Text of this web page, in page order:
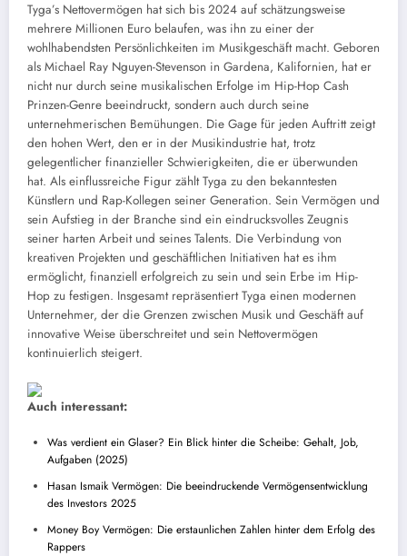
Tyga’s Nettovermögen hat sich bis 2024 auf schätzungsweise
mehrere Millionen Euro belaufen, was ihn zu einer der
wohlhabendsten Persönlichkeiten im Musikgeschäft macht. Geboren
als Michael Ray Nguyen-Stevenson in Gardena, Kalifornien, hat er
nicht nur durch seine musikalischen Erfolge im Hip-Hop Cash
Prinzen-Genre beeindruckt, sondern auch durch seine
unternehmerischen Bemühungen. Die Gage für jeden Auftritt zeigt
den hohen Wert, den er in der Musikindustrie hat, trotz
gelegentlicher finanzieller Schwierigkeiten, die er überwunden
hat. Als einflussreiche Figur zählt Tyga zu den bekanntesten
Künstlern und Rap-Kollegen seiner Generation. Sein Vermögen und
sein Aufstieg in der Branche sind ein eindrucksvolles Zeugnis
seiner harten Arbeit und seines Talents. Die Verbindung von
kreativen Projekten und geschäftlichen Initiativen hat es ihm
ermöglicht, finanziell erfolgreich zu sein und sein Erbe im Hip-
Hop zu festigen. Insgesamt repräsentiert Tyga einen modernen
Unternehmer, der die Grenzen zwischen Musik und Geschäft auf
innovative Weise überschreitet und sein Nettovermögen
kontinuierlich steigert.
Auch interessant:
Was verdient ein Glaser? Ein Blick hinter die Scheibe: Gehalt, Job,
Aufgaben (2025)
Hasan Ismaik Vermögen: Die beeindruckende Vermögensentwicklung
des Investors 2025
Money Boy Vermögen: Die erstaunlichen Zahlen hinter dem Erfolg des
Rappers